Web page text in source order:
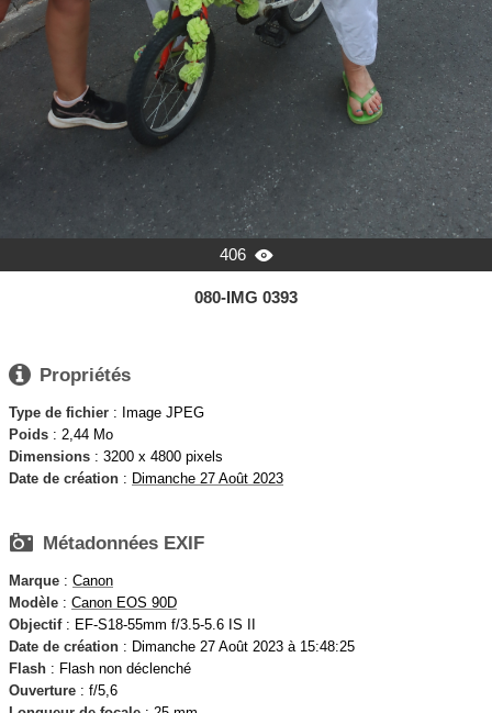
406 
080-IMG 0393
 Propriétés
Type de fichier : Image JPEG
Poids : 2,44 Mo
Dimensions : 3200 x 4800 pixels
Date de création : Dimanche 27 Août 2023
 Métadonnées EXIF
Marque : Canon
Modèle : Canon EOS 90D
Objectif: EF-S18-55mm f/3.5-5.6 IS II
Date de création : Dimanche 27 Août 2023 à 15:48:25
Flash : Flash non déclenché
Ouverture : f/5,6